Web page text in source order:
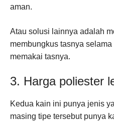
aman.
Atau solusi lainnya adalah
membungkus tasnya
memakai tasnya.
3. Harga poliester
Kedua kain ini punya jenis
masing tipe tersebut punya